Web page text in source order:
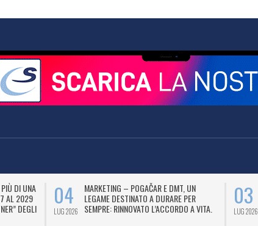
DI UNA
AL 2029
DEGLI
04
LUG 2026
MARKETING – POGAČAR E DMT, UN
LEGAME DESTINATO A DURARE PER
SEMPRE: RINNOVATO L’ACCORDO A VITA.
03
LUG 2026